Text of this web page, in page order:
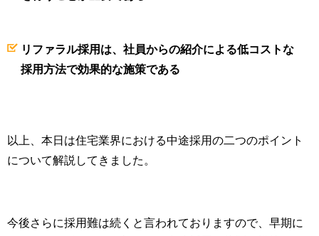
リファラル採用は、社員からの紹介による低コストな
採用方法で効果的な施策である
以上、本日は住宅業界における中途採用の二つのポイント
について解説してきました。
今後さらに採用難は続くと言われておりますので、早期に